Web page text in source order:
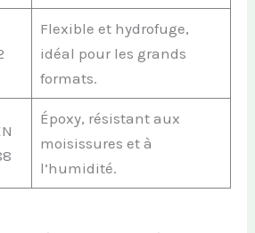
Flexible et hydrofuge,
idéal pour les grands
formats.
Époxy, résistant aux
moisissures et à
l’humidité.